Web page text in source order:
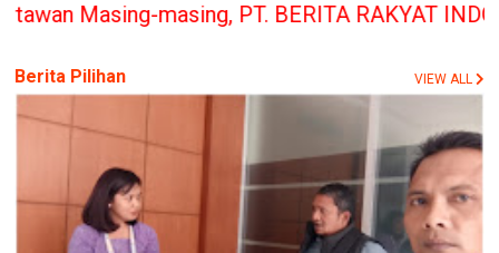
PT. BERITA RAKYAT INDONESIA
Berita Pilihan VIEW ALL